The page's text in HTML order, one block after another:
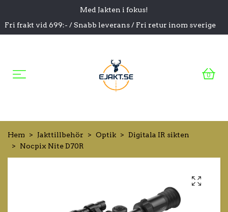
Med Jakten i fokus!
Fri frakt vid 699:- / Snabb leverans / Fri retur inom sverige
0
Hem Jakttillbehör Optik
Digitala IR sikten
Nocpix Nite D70R